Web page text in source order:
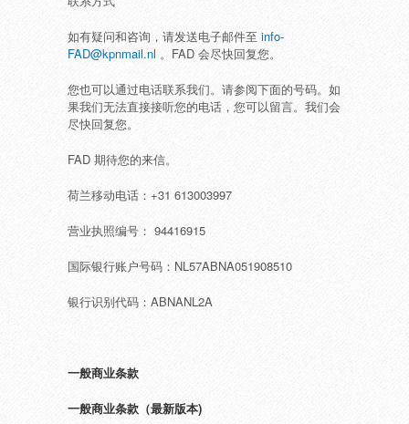
如有疑问和咨询，请发送电子邮件至 info-
FAD@kpnmail.nl 。FAD 会尽快回复您。
您也可以通过电话联系我们。请参阅下面的号码。如
果我们无法直接接听您的电话，您可以留言。我们会
尽快回复您。
FAD 期待您的来信。
荷兰移动电话：+31 613003997
营业执照编号： 94416915
国际银行账户号码：NL57ABNA051908510
银行识别代码：ABNANL2A
一般商业条款
一般商业条款（最新版本)